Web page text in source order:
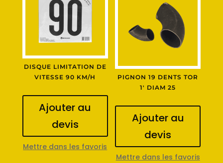
DISQUE LIMITATION DE
VITESSE 90 KM/H
Ajouter au
devis
Mettre dans les favoris
PIGNON 19 DENTS TOR
1′ DIAM 25
Ajouter au
devis
Mettre dans les favoris